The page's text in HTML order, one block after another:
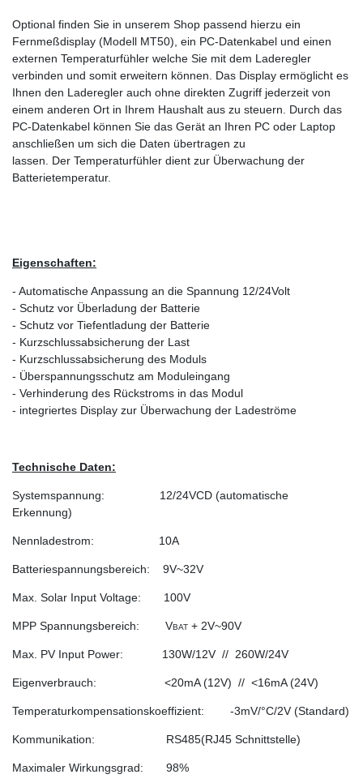
Optional finden Sie in unserem Shop passend hierzu ein
Fernmeßdisplay (Modell MT50), ein PC-Datenkabel und einen
externen Temperaturfühler welche Sie mit dem Laderegler
verbinden und somit erweitern können. Das Display ermöglicht es
Ihnen den Laderegler auch ohne direkten Zugriff jederzeit von
einem anderen Ort in Ihrem Haushalt aus zu steuern. Durch das
PC-Datenkabel können Sie das Gerät an Ihren PC oder Laptop
anschließen um sich die Daten übertragen zu
lassen. Der Temperaturfühler dient zur Überwachung der
Batterietemperatur.
Eigenschaften:
- Automatische Anpassung an die Spannung 12/24Volt
- Schutz vor Überladung der Batterie
- Schutz vor Tiefentladung der Batterie
- Kurzschlussabsicherung der Last
- Kurzschlussabsicherung des Moduls
- Überspannungsschutz am Moduleingang
- Verhinderung des Rückstroms in das Modul
- integriertes Display zur Überwachung der Ladeströme
Technische Daten:
Systemspannung: 12/24VCD (automatische
Erkennung)
Nennladestrom: 10A
Batteriespannungsbereich: 9V~32V
Max. Solar Input Voltage: 100V
MPP Spannungsbereich: VBAT + 2V~90V
Max. PV Input Power: 130W/12V // 260W/24V
Eigenverbrauch: <20mA (12V) // <16mA (24V)
Temperaturkompensationskoeffizient: -3mV/°C/2V (Standard)
Kommunikation: RS485(RJ45 Schnittstelle)
Maximaler Wirkungsgrad: 98%